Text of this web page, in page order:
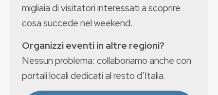
migliaia di visitatori interessati a scoprire
cosa succede nel weekend.
Organizzi eventi in altre regioni?
Nessun problema: collaboriamo anche con
portali locali dedicati al resto d’Italia.